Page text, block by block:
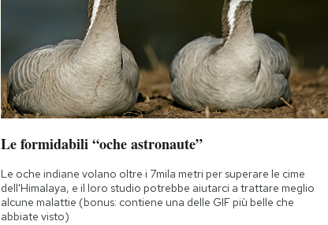
Le formidabili “oche astronaute”
Le oche indiane volano oltre i 7mila metri per superare le cime
dell'Himalaya, e il loro studio potrebbe aiutarci a trattare meglio
alcune malattie (bonus: contiene una delle GIF più belle che
abbiate visto)